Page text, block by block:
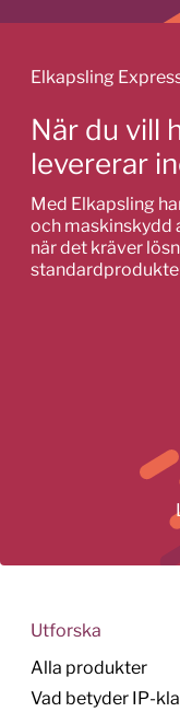
Elkapsling
När du vill
levererar
Med Elkapsling
och maskinskydd
när det kräver
Utforska
Alla produkter
Vad betyder IP-